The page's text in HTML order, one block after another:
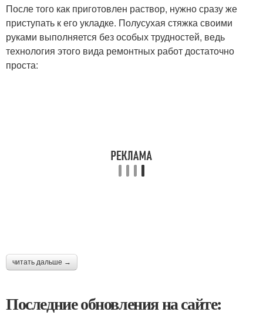
После того как приготовлен раствор, нужно сразу же
приступать к его укладке. Полусухая стяжка своими
руками выполняется без особых трудностей, ведь
технология этого вида ремонтных работ достаточно
проста:
читать дальше →
Последние обновления на сайте: